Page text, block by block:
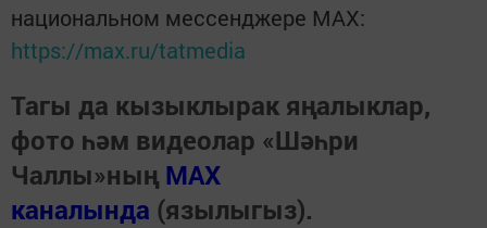
национальном мессенджере MАХ:
https://max.ru/tatmedia
Тагы да кызыклырак яңалыклар,
фото һәм видеолар «Шәһри
Чаллы»ның MAX
каналында (язылыгыз).